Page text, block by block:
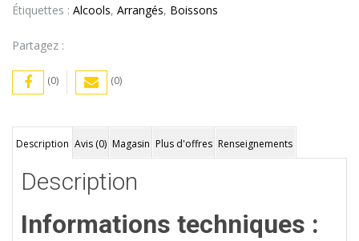
Étiquettes : Alcools, Arrangés, Boissons
Partagez :
(0) (0)
Description Avis (0) Magasin Plus d'offres Renseignements
Description
Informations techniques :